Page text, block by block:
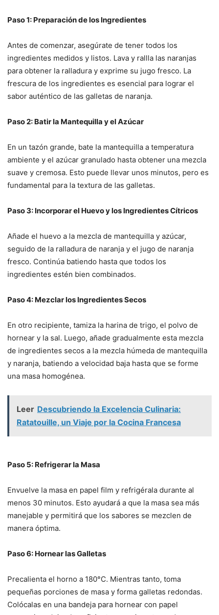
Paso 1: Preparación de los Ingredientes
Antes de comenzar, asegúrate de tener todos los
ingredientes medidos y listos. Lava y rallla las naranjas
para obtener la ralladura y exprime su jugo fresco. La
frescura de los ingredientes es esencial para lograr el
sabor auténtico de las galletas de naranja.
Paso 2: Batir la Mantequilla y el Azúcar
En un tazón grande, bate la mantequilla a temperatura
ambiente y el azúcar granulado hasta obtener una mezcla
suave y cremosa. Esto puede llevar unos minutos, pero es
fundamental para la textura de las galletas.
Paso 3: Incorporar el Huevo y los Ingredientes Cítricos
Añade el huevo a la mezcla de mantequilla y azúcar,
seguido de la ralladura de naranja y el jugo de naranja
fresco. Continúa batiendo hasta que todos los
ingredientes estén bien combinados.
Paso 4: Mezclar los Ingredientes Secos
En otro recipiente, tamiza la harina de trigo, el polvo de
hornear y la sal. Luego, añade gradualmente esta mezcla
de ingredientes secos a la mezcla húmeda de mantequilla
y naranja, batiendo a velocidad baja hasta que se forme
una masa homogénea.
Leer Descubriendo la Excelencia Culinaria:
Ratatouille, un Viaje por la Cocina Francesa
Paso 5: Refrigerar la Masa
Envuelve la masa en papel film y refrigérala durante al
menos 30 minutos. Esto ayudará a que la masa sea más
manejable y permitirá que los sabores se mezclen de
manera óptima.
Paso 6: Hornear las Galletas
Precalienta el horno a 180°C. Mientras tanto, toma
pequeñas porciones de masa y forma galletas redondas.
Colócalas en una bandeja para hornear con papel